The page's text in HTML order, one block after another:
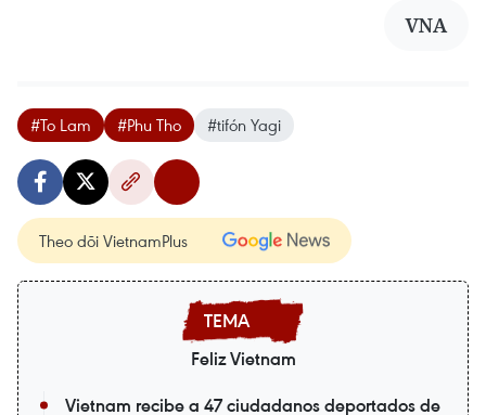
VNA
#To Lam #Phu Tho #tifón Yagi
Theo dõi VietnamPlus
Feliz Vietnam
Vietnam recibe a 47 ciudadanos deportados de